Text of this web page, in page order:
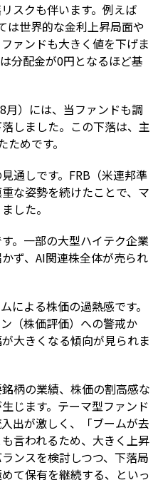
スクも伴います。例えば
は世界的な金利上昇局面や
ァンドも大きく値を下げま
分配金が0円となるほど基
月）には、当ファンドも調
しました。この下落は、主
めです。
通しです。FRB（米連邦準
な姿勢を続けたことで、マ
した。
。一部の大型ハイテク企業
ず、AI関連株全体が売られ
による株価の過熱感です。
（株価評価）への警戒か
大きくなる傾向が見られま
柄の業績、株価の割高感な
じます。テーマ型ファンド
出が激しく、「ブームが去
言われるため、大きく上昇
ンスを検討しつつ、下落局
て保有を継続する、といっ